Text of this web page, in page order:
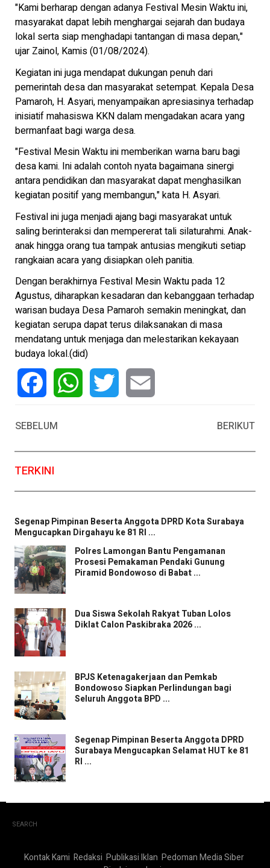
"Kami berharap dengan adanya Festival Mesin Waktu ini,
masyarakat dapat lebih menghargai sejarah dan budaya
lokal serta siap menghadapi tantangan di masa depan,"
ujar Zainol, Kamis (01/08/2024).
Kegiatan ini juga mendapat dukungan penuh dari
pemerintah desa dan masyarakat setempat. Kepala Desa
Pamaroh, H. Asyari, menyampaikan apresiasinya terhadap
inisiatif mahasiswa KKN dalam mengadakan acara yang
bermanfaat bagi warga desa.
"Festival Mesin Waktu ini memberikan warna baru bagi
desa kami. Ini adalah contoh nyata bagaimana sinergi
antara pendidikan dan masyarakat dapat menghasilkan
kegiatan positif yang membangun," kata H. Asyari.
Festival ini juga menjadi ajang bagi masyarakat untuk
saling berinteraksi dan mempererat tali silaturahmi. Anak-
anak hingga orang tua tampak antusias mengikuti setiap
rangkaian acara yang disiapkan oleh panitia.
Dengan berakhirnya Festival Mesin Waktu pada 12
Agustus, diharapkan kesadaran dan kebanggaan terhadap
warisan budaya Desa Pamaroh semakin meningkat, dan
kegiatan serupa dapat terus dilaksanakan di masa
mendatang untuk menjaga dan melestarikan kekayaan
budaya lokal.(did)
SEBELUM
BERIKUT
TERKINI
Segenap Pimpinan Beserta Anggota DPRD Kota Surabaya
Mengucapkan Dirgahayu ke 81 RI ...
Polres Lamongan Bantu Pengamanan
Prosesi Pemakaman Pendaki Gunung
Piramid Bondowoso di Babat ...
Dua Siswa Sekolah Rakyat Tuban Lolos
Diklat Calon Paskibraka 2026 ...
BPJS Ketenagakerjaan dan Pemkab
Bondowoso Siapkan Perlindungan bagi
Seluruh Anggota BPD ...
Segenap Pimpinan Beserta Anggota DPRD
Surabaya Mengucapkan Selamat HUT ke 81
RI ...
SEARCH
Kontak Kami Redaksi Publikasi Iklan Pedoman Media Siber